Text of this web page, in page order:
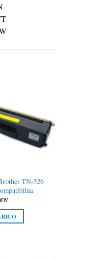
TN-326